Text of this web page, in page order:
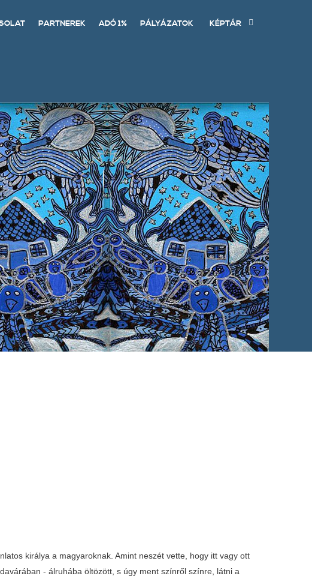
PARTNEREK ADÓ 1% PÁLYÁZATOK KÉPTÁR
királya a magyaroknak. Amint neszét vette, hogy itt vagy ott
- álruhába öltözött, s úgy ment színről színre, látni a